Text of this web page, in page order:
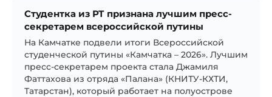
Студентка из РТ признана лучшим пресс-
секретарем всероссийской путины
На Камчатке подвели итоги Всероссийской
студенческой путины «Камчатка – 2026». Лучшим
пресс-секретарем проекта стала Джамиля
Фаттахова из отряда «Палана» (КНИТУ-КХТИ,
Татарстан), который работает на полуострове